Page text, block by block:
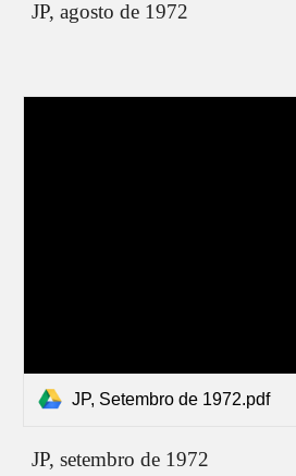
JP,agosto de 1972
JP, Setembro de 1972.pdf
JP,setembro de 1972